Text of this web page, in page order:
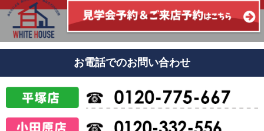
お電話でのお問い合わせ